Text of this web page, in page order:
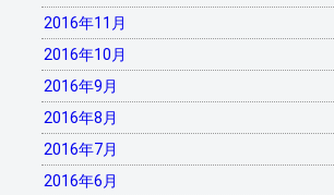
2016年11月
2016年10月
2016年9月
2016年8月
2016年7月
2016年6月